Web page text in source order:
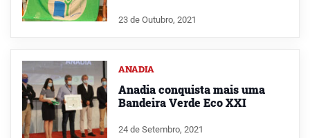
23 de Outubro, 2021
ANADIA
Anadia conquista mais uma
Bandeira Verde Eco XXI
24 de Setembro, 2021